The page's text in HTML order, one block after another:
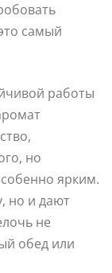
самый
работы
но
ярким.
но и дают
не
обед или